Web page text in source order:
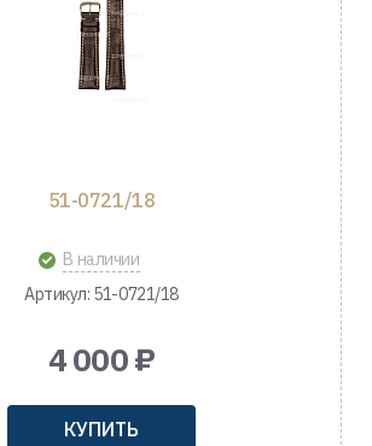
51-0721/18
В наличии
Артикул: 51-0721/18
4 000 ₽
КУПИТЬ